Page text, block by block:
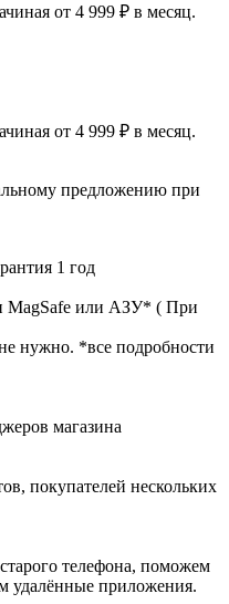
от 4 999 ₽ в месяц.
от 4 999 ₽ в месяц.
предложению при
1 год
MagSafe или AЗУ* ( При
нужно. *все подробности
магазина
покупателей нескольких
телефона, поможем
удалённые приложения.